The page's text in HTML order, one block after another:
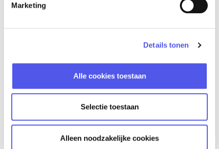
Marketing
Details tonen
Alle cookies toestaan
Selectie toestaan
Alleen noodzakelijke cookies
De Prodentfabriek biedt volledige service op het gebied van